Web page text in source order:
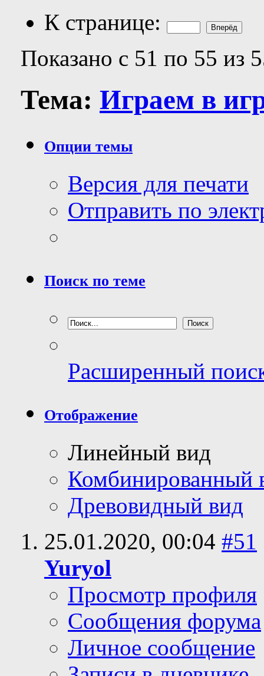
К странице:
Показано с 51 по 55 из
Тема: Играем в
Опции темы
Версия для печати
Отправить по
Поиск по теме
Расширенный
Отображение
Линейный вид
Комбинированный
Древовидный вид
25.01.2020, 00:04 #51
Yuryol
Просмотр профиля
Сообщения форума
Личное сообщение